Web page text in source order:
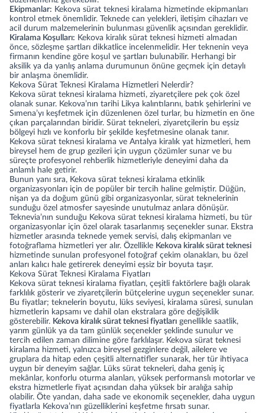
Ekipmanlar: Kekova sürat teknesi kiralama hizmetinde ekipmanları
kontrol etmek önemlidir. Teknede can yelekleri, iletişim cihazları ve
acil durum malzemelerinin bulunması güvenlik açısından gereklidir.
Kiralama Koşulları: Kekova kiralık sürat teknesi hizmeti almadan
önce, sözleşme şartları dikkatlice incelenmelidir. Her teknenin veya
firmanın kendine göre koşul ve şartları bulunabilir. Herhangi bir
aksilik ya da yanlış anlama durumunun önüne geçmek için detaylı
bir anlaşma önemlidir.
Kekova Sürat Teknesi Kiralama Hizmetleri Nelerdir?
Kekova sürat teknesi kiralama hizmeti, ziyaretçilere pek çok özel
olanak sunar. Kekova’nın tarihi Likya kalıntılarını, batık şehirlerini ve
Sımena’yı keşfetmek için düzenlenen özel turlar, bu hizmetin en öne
çıkan parçalarından biridir. Sürat tekneleri, ziyaretçilerin bu eşsiz
bölgeyi hızlı ve konforlu bir şekilde keşfetmesine olanak tanır.
Kekova sürat teknesi kiralama ve Antalya kiralık yat hizmetleri, hem
bireysel hem de grup gezileri için uygun çözümler sunar ve bu
süreçte profesyonel rehberlik hizmetleriyle deneyimi daha da
anlamlı hale getirir.
Bunun yanı sıra, Kekova sürat teknesi kiralama etkinlik
organizasyonları için de popüler bir tercih haline gelmiştir. Düğün,
nişan ya da doğum günü gibi organizasyonlar, sürat teknelerinin
sunduğu özel atmosfer sayesinde unutulmaz anlara dönüşür.
Teknevia’nın sunduğu Kekova sürat teknesi kiralama hizmeti, bu tür
organizasyonlar için özel olarak tasarlanmış seçenekler sunar. Ekstra
hizmetler arasında teknede yemek servisi, dalış ekipmanları ve
fotoğraflama hizmetleri yer alır. Özellikle Kekova kiralık sürat teknesi
hizmetinde sunulan profesyonel fotoğraf çekim olanakları, bu özel
anları kalıcı hale getirerek deneyimi eşsiz bir boyuta taşır.
Kekova Sürat Teknesi Kiralama Fiyatları
Kekova sürat teknesi kiralama fiyatları, çeşitli faktörlere bağlı olarak
farklılık gösterir ve ziyaretçilerin bütçelerine uygun seçenekler sunar.
Bu fiyatlar; teknelerin boyutu, lüks seviyesi, kiralama süresi, sunulan
hizmetlerin kapsamı ve dahil olan ekstralara göre değişiklik
gösterebilir. Kekova kiralık sürat teknesi fiyatları genellikle saatlik,
yarım günlük ya da tam günlük seçenekler şeklinde sunulur ve
tercih edilen zaman dilimine göre farklılaşır. Kekova sürat teknesi
kiralama hizmeti, yalnızca bireysel gezginlere değil, ailelere ve
gruplara da hitap eden çeşitli alternatifler sunarak, her tür ihtiyaca
uygun bir deneyim sağlar. Lüks sürat tekneleri, daha geniş iç
mekânlar, konforlu oturma alanları, yüksek performanslı motorlar ve
ekstra hizmetlerle fiyat açısından daha yüksek bir aralığa sahip
olabilir. Öte yandan, daha sade ve ekonomik seçenekler, daha uygun
fiyatlarla Kekova’nın güzelliklerini keşfetme fırsatı sunar.